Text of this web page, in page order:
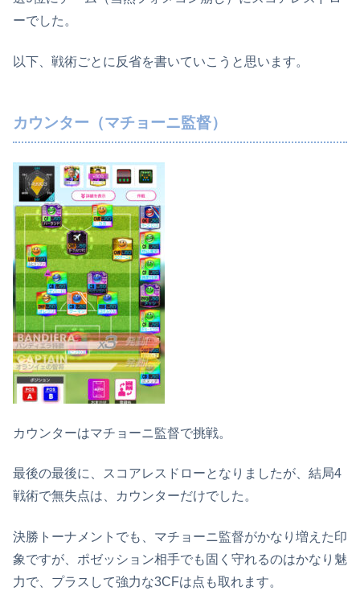
ーでした。
以下、戦術ごとに反省を書いていこうと思います。
カウンター（マチョーニ監督）
カウンターはマチョーニ監督で挑戦。
最後の最後に、スコアレスドローとなりましたが、結局4
戦術で無失点は、カウンターだけでした。
決勝トーナメントでも、マチョーニ監督がかなり増えた印
象ですが、ポゼッション相手でも固く守れるのはかなり魅
力で、プラスして強力な3CFは点も取れます。